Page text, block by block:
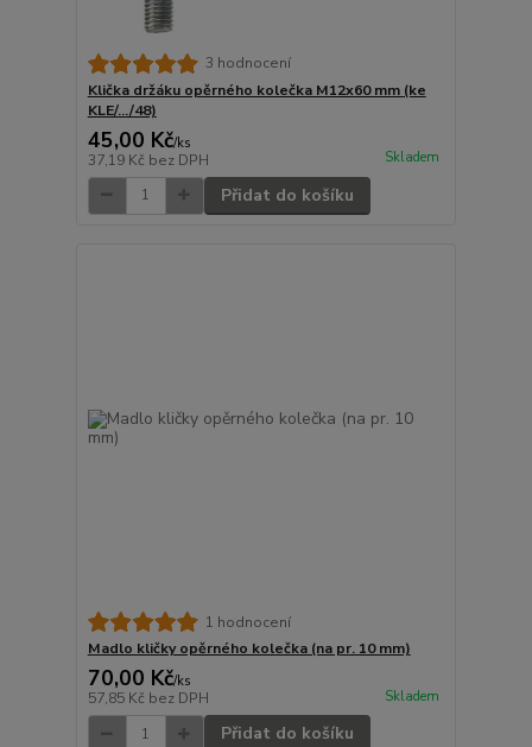
3 hodnocení
Klička držáku opěrného kolečka M12x60 mm (ke
KLE/.../48)
45,00 Kč/ks
37,19 Kč bez DPH Skladem
Přidat do košíku
1 hodnocení
Madlo kličky opěrného kolečka (na pr. 10 mm)
70,00 Kč/ks
57,85 Kč bez DPH Skladem
Přidat do košíku